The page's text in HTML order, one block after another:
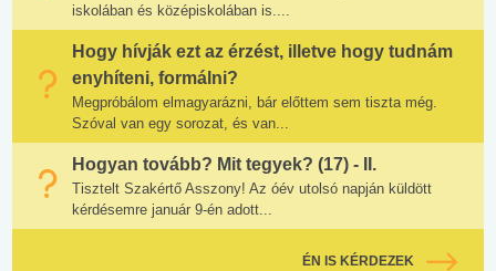
iskolában és középiskolában is....
Hogy hívják ezt az érzést, illetve hogy tudnám
enyhíteni, formálni?
Megpróbálom elmagyarázni, bár előttem sem tiszta még.
Szóval van egy sorozat, és van...
Hogyan tovább? Mit tegyek? (17) - II.
Tisztelt Szakértő Asszony! Az óév utolsó napján küldött
kérdésemre január 9-én adott...
ÉN IS KÉRDEZEK